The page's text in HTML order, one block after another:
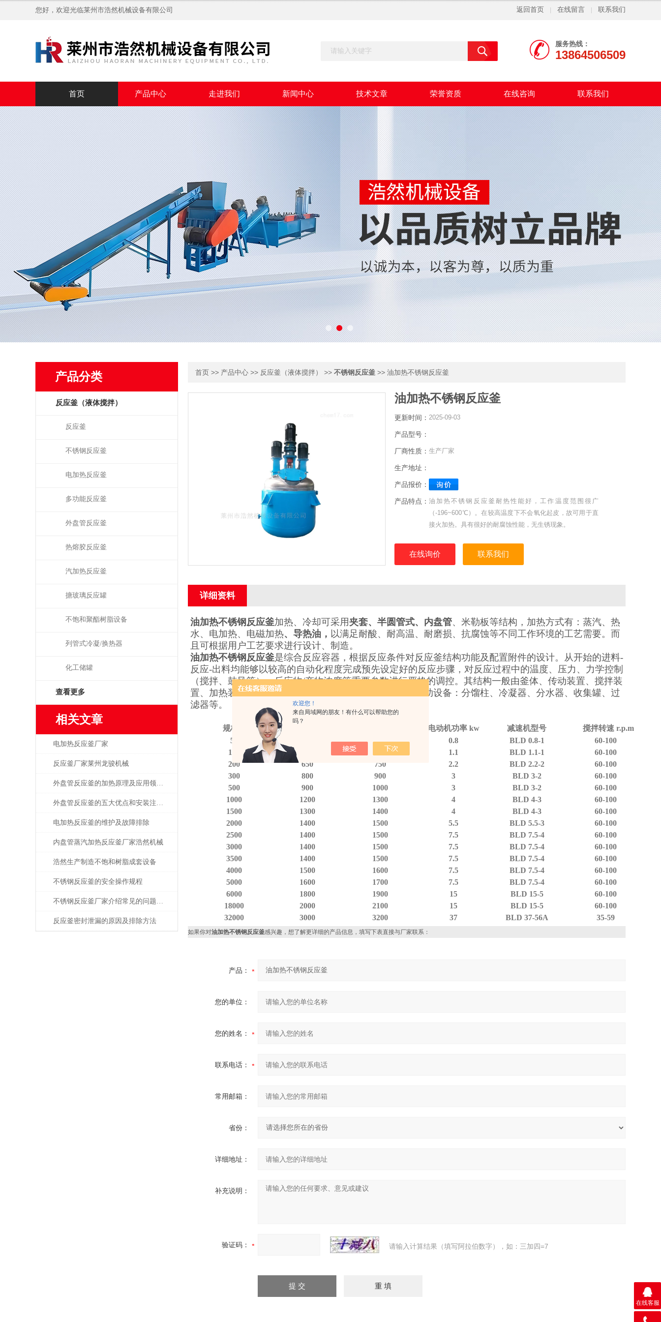
欢迎您！
来自局域网的朋友！有什么可以帮助您的
吗？
您好，欢迎光临莱州市浩然机械设备有限公司 返回首页 在线留言 联系我们
服务热线：
13864506509
首页 产品中心 走进我们 新闻中心 技术文章 荣誉资质 在线咨询 联系我们
产品分类
反应釜（液体搅拌）
反应釜
不锈钢反应釜
电加热反应釜
多功能反应釜
外盘管反应釜
热熔胶反应釜
汽加热反应釜
搪玻璃反应罐
不饱和聚酯树脂设备
列管式冷凝/换热器
化工储罐
查看更多
相关文章
电加热反应釜厂家
反应釜厂家莱州龙骏机械
外盘管反应釜的加热原理及应用领域是怎么样的？
外盘管反应釜的五大优点和安装注意事项是什么？
电加热反应釜的维护及故障排除
内盘管蒸汽加热反应釜厂家浩然机械
浩然生产制造不饱和树脂成套设备
不锈钢反应釜的安全操作规程
不锈钢反应釜厂家介绍常见的问题以及解决方法
反应釜密封泄漏的原因及排除方法
首页 >> 产品中心 >> 反应釜（液体搅拌） >> 不锈钢反应釜 >> 油加热不锈钢反应釜
油加热不锈钢反应釜
更新时间： 2025-09-03
产品型号：
厂商性质： 生产厂家
生产地址：
产品报价：
产品特点： 油加热不锈钢反应釜耐热性能好，工作温度范围很广
（-196~600℃）。在较高温度下不会氧化起皮，故可用于直
接火加热。具有很好的耐腐蚀性能，无生锈现象。
在线询价 联系我们
详细资料
油加热不锈钢 反应釜加热、冷却可采用夹套、半圆管式、内盘管、米勒板等结构，加热方式有：蒸汽、 热
水、电加热、电磁加热、 导热油， 以满足耐酸、耐高温、耐磨损、抗腐蚀等不同工作环境的工艺需要。而
且可根据用户工艺要求进行设计、制造。
油加热不锈钢反应釜是综合反应容器，根据反应条件对反应釜结构功能及配置附件的设计。从开始的进料-
反应-出料均能够以较高的自动化程度完成预先设定好的反应步骤，对反应过程中的温度、压力、力学控制
（搅拌、鼓风等）、反应物/产物浓度等重要参数进行严格的调控。其结构一般由釜体、传动装置、搅拌装
置、加热装置、冷却装置、密封装置组成。相应配套的辅助设备：分馏柱、冷凝器、分水器、收集罐、过
滤器等。
规格 L 内锅直径 φmm 电动机功率 kw 减速机型号
搅拌转速 r.p.m
50
600 0.8 BLD 0.8-1
60-100
100
1.1 BLD 1.1-1
60-100
200
650 750 2.2 BLD 2.2-2
60-100
300
800 900 3 BLD 3-2
60-100
500
900 1000 3 BLD 3-2
60-100
1000
1200 1300 4 BLD 4-3
60-100
1500
1300 1400 4 BLD 4-3
60-100
2000
1400 1500 5.5 BLD 5.5-3
60-100
2500
1400 1500 7.5 BLD 7.5-4
60-100
3000
1400 1500 7.5 BLD 7.5-4
60-100
3500
1400 1500 7.5 BLD 7.5-4
60-100
4000
1500 1600 7.5 BLD 7.5-4
60-100
5000
1600 1700 7.5 BLD 7.5-4
60-100
6000
1800 1900 15 BLD 15-5
60-100
18000
2000 2100 15 BLD 15-5
60-100
32000
3000 3200 37 BLD 37-56A 35-59
如果你对油加热不锈钢反应釜感兴趣，想了解更详细的产品信息，填写下表直接与厂家联系：
产品：
您的单位：
您的姓名：
联系电话：
常用邮箱：
省份：
详细地址：
补充说明：
验证码： 请输入计算结果（填写阿拉伯数字），如：三加四=7
在线客服